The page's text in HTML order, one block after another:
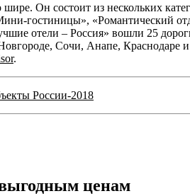
Он состоит из нескольких
гостиницы», «Романтический
отели – Россия» вошли 25
Сочи, Анапе, Краснодаре
.
России-2018
ценам